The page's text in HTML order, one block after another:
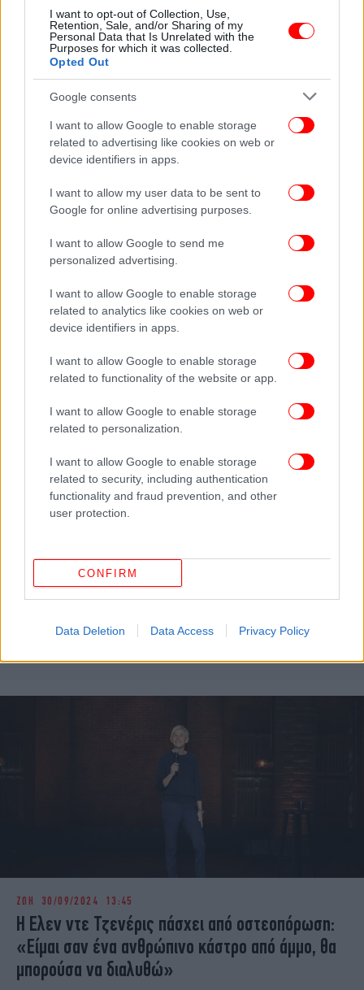
I want to opt-out of Collection, Use,
Retention, Sale, and/or Sharing of my
Personal Data that Is Unrelated with the
Purposes for which it was collected.
Opted Out
Google consents
I want to allow Google to enable storage
related to advertising like cookies on web or
device identifiers in apps.
I want to allow my user data to be sent to
Google for online advertising purposes.
I want to allow Google to send me
personalized advertising.
I want to allow Google to enable storage
related to analytics like cookies on web or
device identifiers in apps.
I want to allow Google to enable storage
related to functionality of the website or app.
I want to allow Google to enable storage
related to personalization.
I want to allow Google to enable storage
related to security, including authentication
functionality and fraud prevention, and other
user protection.
CONFIRM
Data Deletion Data Access Privacy Policy
24/03/2025 11:41
Η πρώην του Έλον Μασκ, Grimes, αποκάλυψε ότι
διαγνώστηκε με αυτισμό και ΔΕΠΥ
22/03/2025 21:14
«Επαιρνα φάρμακα για χρόνια-μέχρι που τελικά
διαγνώστηκα με ΔΕΠΥ»
Μπορεί να έχετε ΔΕΠΥ και να μην το γνωρίζετε!
ΖΩΗ 30/09/2024 13:45
H Ελεν ντε Τζενέρις πάσχει από οστεοπόρωση:
«Είμαι σαν ένα ανθρώπινο κάστρο από άμμο, θα
μπορούσα να διαλυθώ»